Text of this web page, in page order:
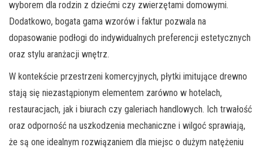
wyborem dla rodzin z dziećmi czy zwierzętami domowymi.
Dodatkowo, bogata gama wzorów i faktur pozwala na
dopasowanie podłogi do indywidualnych preferencji estetycznych
oraz stylu aranżacji wnętrz.
W kontekście przestrzeni komercyjnych, płytki imitujące drewno
stają się niezastąpionym elementem zarówno w hotelach,
restauracjach, jak i biurach czy galeriach handlowych. Ich trwałość
oraz odporność na uszkodzenia mechaniczne i wilgoć sprawiają,
że są one idealnym rozwiązaniem dla miejsc o dużym natężeniu